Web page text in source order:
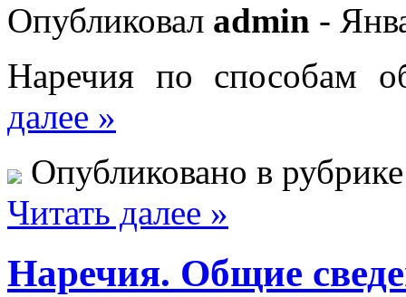
Опубликовал admin -
Наречия по способам
далее »
Опубликовано в
Читать далее »
Наречия. Общие